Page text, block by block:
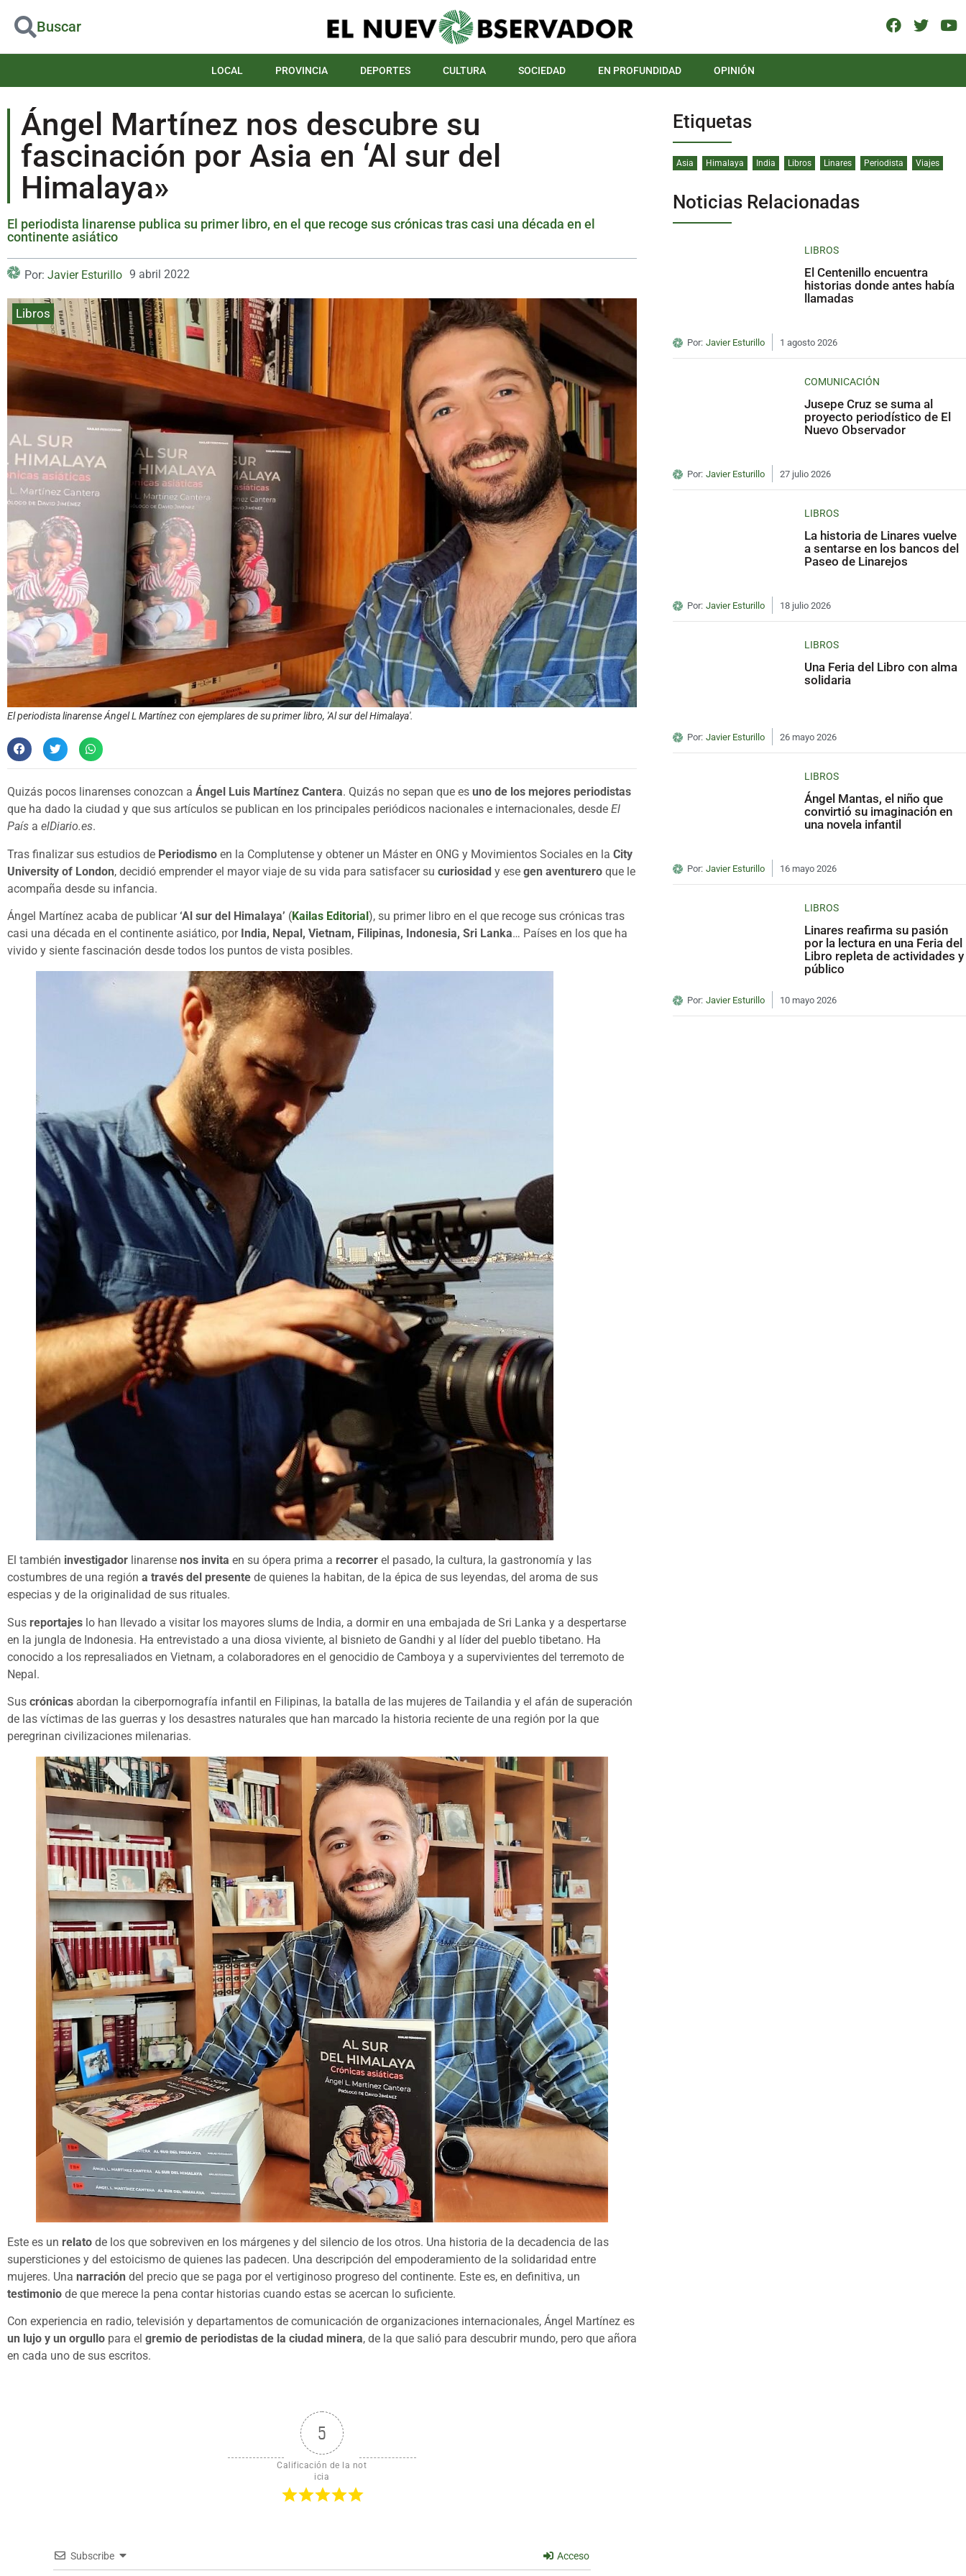
Buscar
LOCAL PROVINCIA DEPORTES CULTURA SOCIEDAD EN PROFUNDIDAD OPINIÓN
Ángel Martínez nos descubre su
fascinación por Asia en ‘Al sur del
Himalaya»
El periodista linarense publica su primer libro, en el que recoge sus crónicas tras casi una década en el
continente asiático
Por: Javier Esturillo 9 abril 2022
Libros
El periodista linarense Ángel L Martínez con ejemplares de su primer libro, 'Al sur del Himalaya'.
Quizás pocos linarenses conozcan a Ángel Luis Martínez Cantera. Quizás no sepan que es uno de los mejores periodistas
que ha dado la ciudad y que sus artículos se publican en los principales periódicos nacionales e internacionales, desde El
País a elDiario.es.
Tras finalizar sus estudios de Periodismo en la Complutense y obtener un Máster en ONG y Movimientos Sociales en la City
University of London, decidió emprender el mayor viaje de su vida para satisfacer su curiosidad y ese gen aventurero que le
acompaña desde su infancia.
Ángel Martínez acaba de publicar‘Al sur del Himalaya’ (Kailas Editorial), su primer libro en el que recoge sus crónicas tras
casi una década en el continente asiático, por India, Nepal, Vietnam, Filipinas, Indonesia, Sri Lanka… Países en los que ha
vivido y siente fascinación desde todos los puntos de vista posibles.
El también investigador linarense nos invita en su ópera prima a recorrer el pasado, la cultura, la gastronomía y las
costumbres de una región a través del presente de quienes la habitan, de la épica de sus leyendas, del aroma de sus
especias y de la originalidad de sus rituales.
Sus reportajes lo han llevado a visitar los mayores slums de India, a dormir en una embajada de Sri Lanka y a despertarse
en la jungla de Indonesia. Ha entrevistado a una diosa viviente, al bisnieto de Gandhi y al líder del pueblo tibetano. Ha
conocido a los represaliados en Vietnam, a colaboradores en el genocidio de Camboya y a supervivientes del terremoto de
Nepal.
Sus crónicas abordan la ciberpornografía infantil en Filipinas, la batalla de las mujeres de Tailandia y el afán de superación
de las víctimas de las guerras y los desastres naturales que han marcado la historia reciente de una región por la que
peregrinan civilizaciones milenarias.
Este es un relato de los que sobreviven en los márgenes y del silencio de los otros. Una historia de la decadencia de las
supersticiones y del estoicismo de quienes las padecen. Una descripción del empoderamiento de la solidaridad entre
mujeres. Una narración del precio que se paga por el vertiginoso progreso del continente. Este es, en definitiva, un
testimonio de que merece la pena contar historias cuando estas se acercan lo suficiente.
Con experiencia en radio, televisión y departamentos de comunicación de organizaciones internacionales, Ángel Martínez es
un lujo y un orgullo para el gremio de periodistas de la ciudad minera, de la que salió para descubrir mundo, pero que añora
en cada uno de sus escritos.
5
Calificación de la not
icia
Subscribe Acceso
Etiquetas
Asia Himalaya India Libros Linares Periodista Viajes
Noticias Relacionadas
LIBROS
El Centenillo encuentra
historias donde antes había
llamadas
Por: Javier Esturillo 1 agosto 2026
COMUNICACIÓN
Jusepe Cruz se suma al
proyecto periodístico de El
Nuevo Observador
Por: Javier Esturillo 27 julio 2026
LIBROS
La historia de Linares vuelve
a sentarse en los bancos del
Paseo de Linarejos
Por: Javier Esturillo 18 julio 2026
LIBROS
Una Feria del Libro con alma
solidaria
Por: Javier Esturillo 26 mayo 2026
LIBROS
Ángel Mantas, el niño que
convirtió su imaginación en
una novela infantil
Por: Javier Esturillo 16 mayo 2026
LIBROS
Linares reafirma su pasión
por la lectura en una Feria del
Libro repleta de actividades y
público
Por: Javier Esturillo 10 mayo 2026